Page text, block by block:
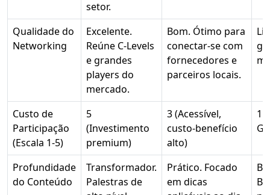
setor.
Qualidade do
Networking
Excelente.
Reúne C-Levels
e grandes
players do
mercado.
Bom. Ótimo para
conectar-se com
fornecedores e
parceiros locais.
Custo de
Participação
(Escala 1-5)
5
(Investimento
premium)
3 (Acessível,
custo-benefício
alto)
1
Profundidade
do Conteúdo
Transformador.
Palestras de
Prático. Focado
em dicas